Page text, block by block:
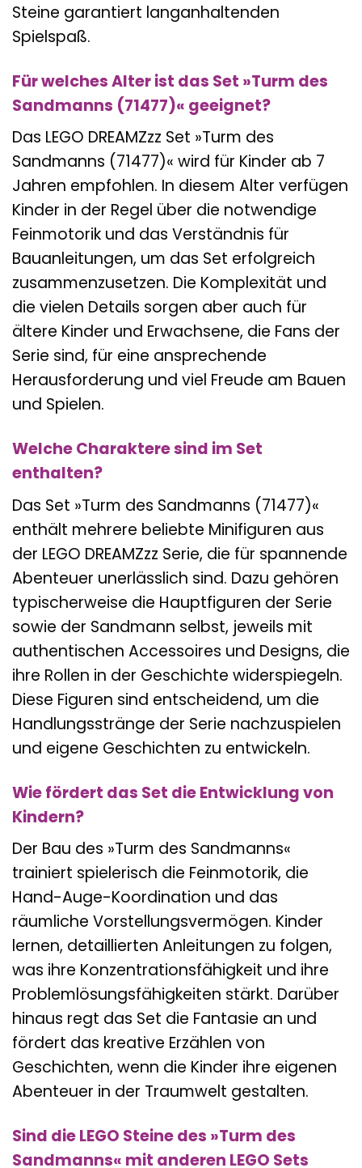
Steine garantiert langanhaltenden
Spielspaß.
Für welches Alter ist das Set »Turm des
Sandmanns (71477)« geeignet?
Das LEGO DREAMZzz Set »Turm des
Sandmanns (71477)« wird für Kinder ab 7
Jahren empfohlen. In diesem Alter verfügen
Kinder in der Regel über die notwendige
Feinmotorik und das Verständnis für
Bauanleitungen, um das Set erfolgreich
zusammenzusetzen. Die Komplexität und
die vielen Details sorgen aber auch für
ältere Kinder und Erwachsene, die Fans der
Serie sind, für eine ansprechende
Herausforderung und viel Freude am Bauen
und Spielen.
Welche Charaktere sind im Set
enthalten?
Das Set »Turm des Sandmanns (71477)«
enthält mehrere beliebte Minifiguren aus
der LEGO DREAMZzz Serie, die für spannende
Abenteuer unerlässlich sind. Dazu gehören
typischerweise die Hauptfiguren der Serie
sowie der Sandmann selbst, jeweils mit
authentischen Accessoires und Designs, die
ihre Rollen in der Geschichte widerspiegeln.
Diese Figuren sind entscheidend, um die
Handlungsstränge der Serie nachzuspielen
und eigene Geschichten zu entwickeln.
Wie fördert das Set die Entwicklung von
Kindern?
Der Bau des »Turm des Sandmanns«
trainiert spielerisch die Feinmotorik, die
Hand-Auge-Koordination und das
räumliche Vorstellungsvermögen. Kinder
lernen, detaillierten Anleitungen zu folgen,
was ihre Konzentrationsfähigkeit und ihre
Problemlösungsfähigkeiten stärkt. Darüber
hinaus regt das Set die Fantasie an und
fördert das kreative Erzählen von
Geschichten, wenn die Kinder ihre eigenen
Abenteuer in der Traumwelt gestalten.
Sind die LEGO Steine des »Turm des
Sandmanns« mit anderen LEGO Sets